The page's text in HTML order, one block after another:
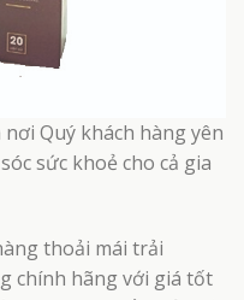
Quý khách hàng yên
sức khoẻ cho cả gia
thoải mái trải
chính hãng với giá tốt